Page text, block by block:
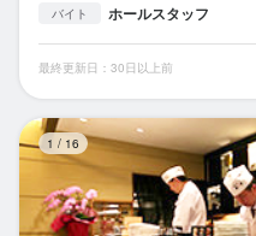
バイト ホールスタッフ
最終更新日：30日以上前
1 / 16